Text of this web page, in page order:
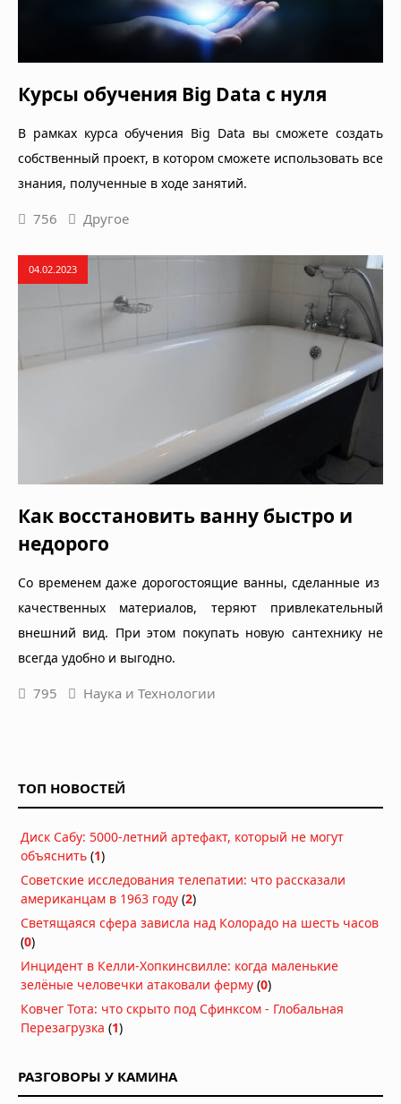
Курсы обучения Big Data с нуля
В рамках курса обучения Big Data вы сможете создать
собственный проект, в котором сможете использовать все
знания, полученные в ходе занятий.
756 Другое
04.02.2023
Как восстановить ванну быстро и
недорого
Со временем даже дорогостоящие ванны, сделанные из
качественных материалов, теряют привлекательный
внешний вид. При этом покупать новую сантехнику не
всегда удобно и выгодно.
795 Наука и Технологии
ТОП НОВОСТЕЙ
Диск Сабу: 5000-летний артефакт, который не могут
объяснить (1)
Советские исследования телепатии: что рассказали
американцам в 1963 году (2)
Светящаяся сфера зависла над Колорадо на шесть часов
(0)
Инцидент в Келли-Хопкинсвилле: когда маленькие
зелёные человечки атаковали ферму (0)
Ковчег Тота: что скрыто под Сфинксом - Глобальная
Перезагрузка (1)
РАЗГОВОРЫ У КАМИНА